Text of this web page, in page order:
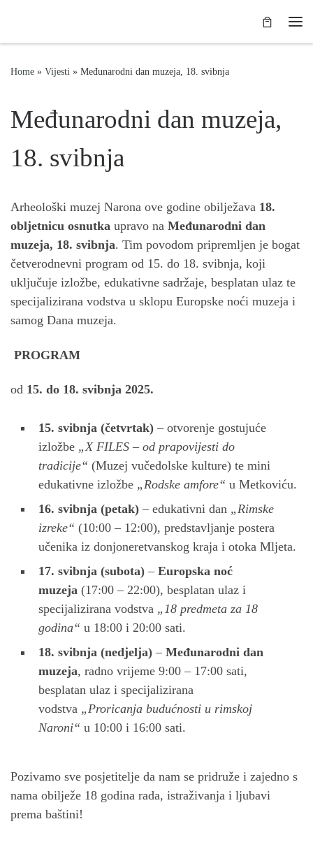
Home » Vijesti » Međunarodni dan muzeja, 18. svibnja
Međunarodni dan muzeja,
18. svibnja
Arheološki muzej Narona ove godine obilježava 18.
obljetnicu osnutka upravo na Međunarodni dan
muzeja, 18. svibnja. Tim povodom pripremljen je bogat
četverodnevni program od 15. do 18. svibnja, koji
uključuje izložbe, edukativne sadržaje, besplatan ulaz te
specijalizirana vodstva u sklopu Europske noći muzeja i
samog Dana muzeja.
PROGRAM
od 15. do 18. svibnja 2025.
15. svibnja (četvrtak) – otvorenje gostujuće
izložbe „X FILES – od prapovijesti do
tradicije“ (Muzej vučedolske kulture) te mini
edukativne izložbe „Rodske amfore“ u Metkoviću.
16. svibnja (petak) – edukativni dan „Rimske
izreke“ (10:00 – 12:00), predstavljanje postera
učenika iz donjoneretvanskog kraja i otoka Mljeta.
17. svibnja (subota) – Europska noć
muzeja (17:00 – 22:00), besplatan ulaz i
specijalizirana vodstva „18 predmeta za 18
godina“ u 18:00 i 20:00 sati.
18. svibnja (nedjelja) – Međunarodni dan
muzeja, radno vrijeme 9:00 – 17:00 sati,
besplatan ulaz i specijalizirana
vodstva „Proricanja budućnosti u rimskoj
Naroni“ u 10:00 i 16:00 sati.
Pozivamo sve posjetitelje da nam se pridruže i zajedno s
nama obilježe 18 godina rada, istraživanja i ljubavi
prema baštini!